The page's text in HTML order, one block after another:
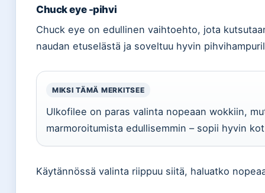
Chuck eye -pihvi
Chuck eye on edullinen vaihtoehto, jota
naudan etuselästä ja soveltuu hyvin
MIKSI TÄMÄ MERKITSEE
Ulkofilee on paras valinta nopeaan wokkiin,
marmoroitumista edullisemmin – sopii hyvin
Käytännössä valinta riippuu siitä, haluatko